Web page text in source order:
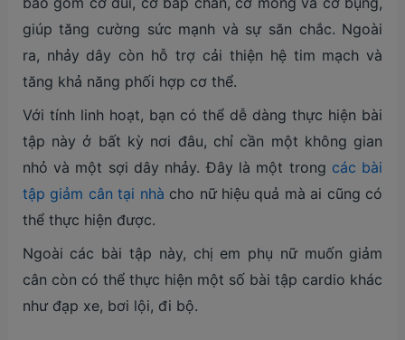
giúp tăng cường sức mạnh và sự săn chắc. Ngoài
ra, nhảy dây còn hỗ trợ cải thiện hệ tim mạch và
tăng khả năng phối hợp cơ thể.
Với tính linh hoạt, bạn có thể dễ dàng thực hiện bài
tập này ở bất kỳ nơi đâu, chỉ cần một không gian
nhỏ và một sợi dây nhảy. Đây là một trong các bài
tập giảm cân tại nhà cho nữ hiệu quả mà ai cũng có
thể thực hiện được.
Ngoài các bài tập này, chị em phụ nữ muốn giảm
cân còn có thể thực hiện một số bài tập cardio khác
như đạp xe, bơi lội, đi bộ.